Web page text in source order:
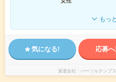
もっ
気になる! 応募
派遣会社 パーソルテンプ